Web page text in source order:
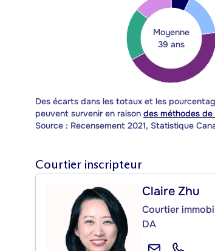
Moyenne
39 ans
Des écarts dans les totaux et les
peuvent survenir en raison des méthodes
Source : Recensement 2021, Statistique
Courtier inscripteur
Claire Zhu
Courtier
DA